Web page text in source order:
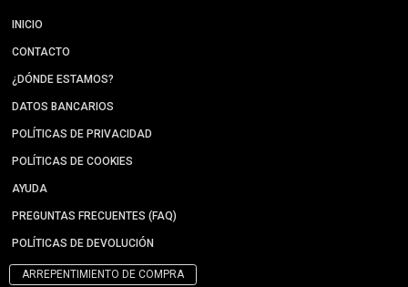
INICIO
CONTACTO
¿DÓNDE ESTAMOS?
DATOS BANCARIOS
POLÍTICAS DE PRIVACIDAD
POLÍTICAS DE COOKIES
AYUDA
PREGUNTAS FRECUENTES (FAQ)
POLÍTICAS DE DEVOLUCIÓN
ARREPENTIMIENTO DE COMPRA